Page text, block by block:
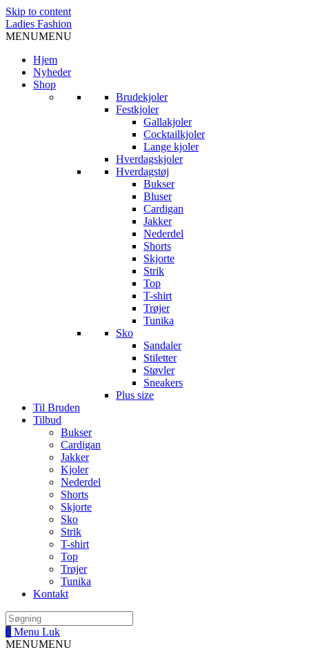
Skip to content
Ladies Fashion
MENUMENU
Hjem
Nyheder
Shop
Brudekjoler
Festkjoler
Gallakjoler
Cocktailkjoler
Lange kjoler
Hverdagskjoler
Hverdagstøj
Bukser
Bluser
Cardigan
Jakker
Nederdel
Shorts
Skjorte
Strik
Top
T-shirt
Trøjer
Tunika
Sko
Sandaler
Stiletter
Støvler
Sneakers
Plus size
Til Bruden
Tilbud
Bukser
Cardigan
Jakker
Kjoler
Nederdel
Shorts
Skjorte
Sko
Strik
T-shirt
Top
Trøjer
Tunika
Kontakt
0 Menu Luk
MENUMENU